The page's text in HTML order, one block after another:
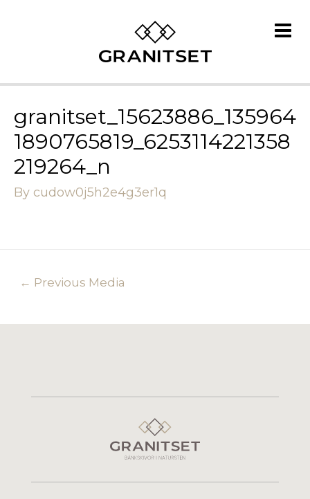
granitset_15623886_135964
1890765819_6253114221358
219264_n
By cudow0j5h2e4g3er1q
← Previous Media